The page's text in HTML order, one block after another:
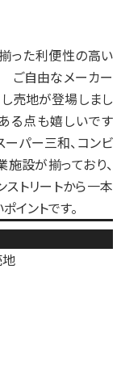
った利便性の高い
ご自由なメーカー
売地が登場しまし
る点も嬉しいです
パー三和、コンビ
設が揃っており、
トリートから一本
ントです。